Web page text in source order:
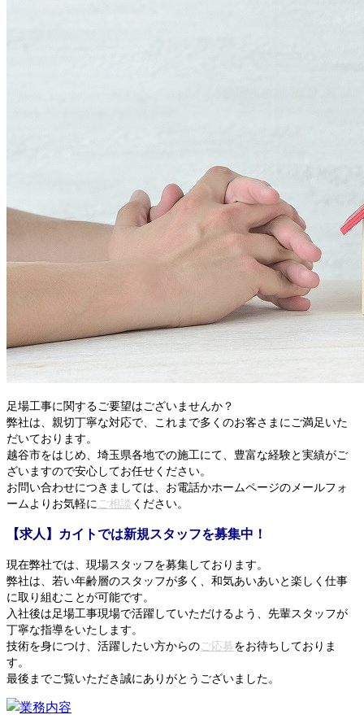
足場工事に関するご要望はございませんか？
弊社は、親切丁寧な対応で、これまで多くのお客さまにご満足いた
だいております。
越谷市をはじめ、埼玉県各地での施工にて、豊富な経験と実績がご
ざいますので安心してお任せください。
お問い合わせにつきましては、お電話かホームページのメールフォ
ームよりお気軽に ご相談 ください。
【求人】カイトでは新規スタッフを募集中！
現在弊社では、現場スタッフを募集しております。
弊社は、若い年齢層のスタッフが多く、和気あいあいと楽しく仕事
に取り組むことが可能です。
入社後は足場工事現場で活躍していただけるよう、先輩スタッフが
丁寧な指導をいたします。
技術を身につけ、活躍したい方からのご応募をお待ちしておりま
す。
最後までご覧いただき誠にありがとうございました。